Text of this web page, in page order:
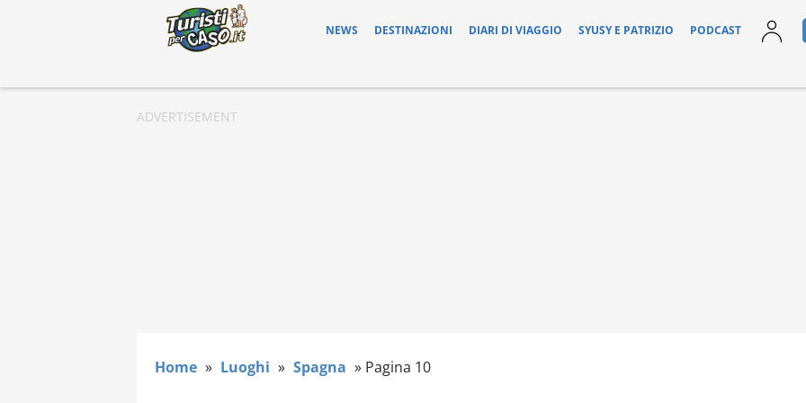
NEWS DESTINAZIONI DIARI DI VIAGGIO SYUSY E PATRIZIO PODCAST
Home » Luoghi » Spagna » Pagina 10